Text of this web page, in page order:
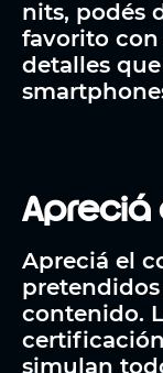
nits, podés
favorito con
detalles
Apreciá
Apreciá el
contenido.
simulan